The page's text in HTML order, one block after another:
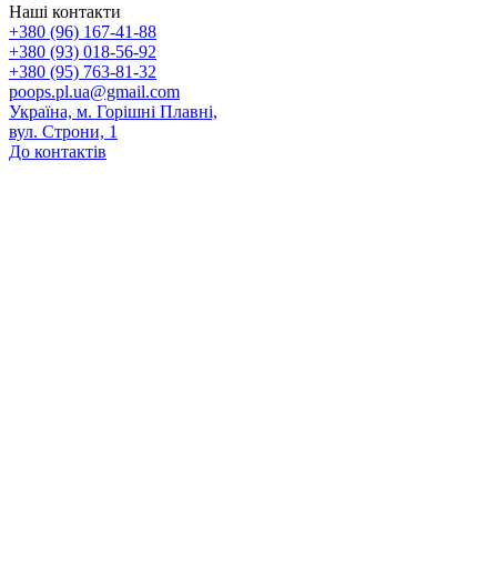
Наші контакти
+380 (96) 167-41-88
+380 (93) 018-56-92
+380 (95) 763-81-32
poops.pl.ua@gmail.com
Україна, м. Горішні Плавні,
вул. Строни, 1
До контактів